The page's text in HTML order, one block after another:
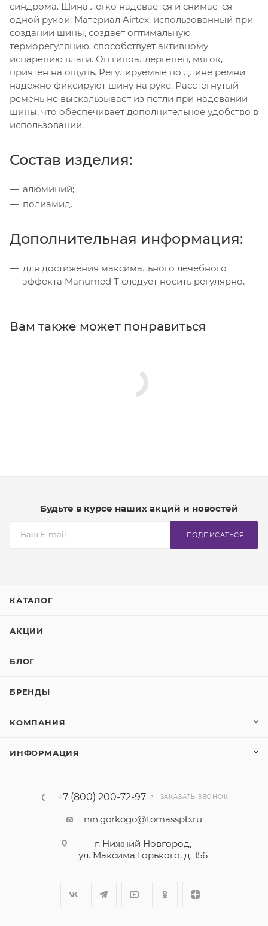
синдрома. Шина легко надевается и снимается
одной рукой. Материал Airtex, использованный при
создании шины, создает оптимальную
терморегуляцию, способствует активному
испарению влаги. Он гипоаллергенен, мягок,
приятен на ощупь. Регулируемые по длине ремни
надежно фиксируют шину на руке. Расстегнутый
ремень не выскальзывает из петли при надевании
шины, что обеспечивает дополнительное удобство в
использовании.
Состав изделия:
алюминий;
полиамид.
Дополнительная информация:
для достижения максимального лечебного
эффекта Manumed Т следует носить регулярно.
Вам также может понравиться
Будьте в курсе наших акций и новостей
ПОДПИСАТЬСЯ
КАТАЛОГ
АКЦИИ
БЛОГ
БРЕНДЫ
КОМПАНИЯ
ИНФОРМАЦИЯ
+7 (800) 200-72-97 ЗАКАЗАТЬ ЗВОНОК
nin.gorkogo@tomasspb.ru
г. Нижний Новгород,
ул. Максима Горького, д. 156